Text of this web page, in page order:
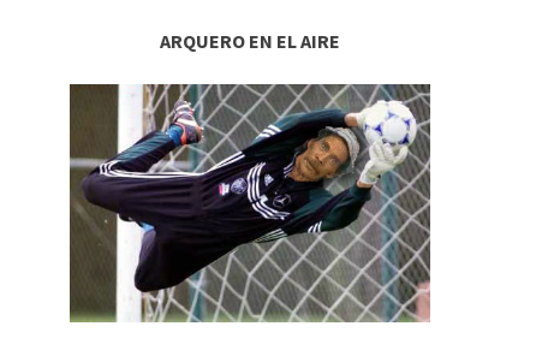
ARQUERO EN EL AIRE